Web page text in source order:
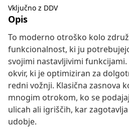
Vključno z DDV
Opis
To moderno otroško kolo
funkcionalnost, ki ju
svojimi nastavljivimi
okvir, ki je optimiziran za
redni vožnji. Klasična zasnova
mnogim otrokom, ko se
ulicah ali igriščih, kar
udobje.